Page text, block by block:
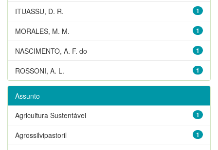
1
ITUASSU, D. R.
1
MORALES, M. M.
1
NASCIMENTO, A. F. do
1
ROSSONI, A. L.
Assunto
1
Agricultura Sustentável
1
Agrossilvipastoril